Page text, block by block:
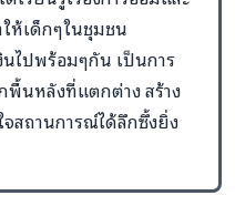
ห้เด็กๆในชุมชน
นไปพร้อมๆกัน เป็นการ
พื้นหลังที่แตกต่าง สร้าง
จสถานการณ์ได้ลึกซึ้งยิ่ง